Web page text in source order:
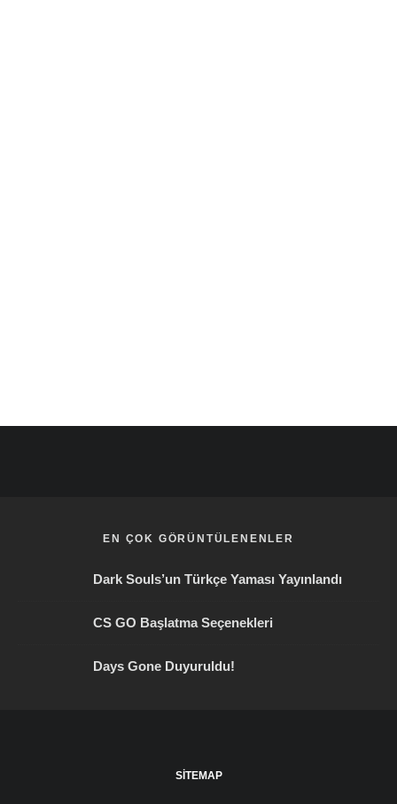
EN ÇOK GÖRÜNTÜLENENLER
Dark Souls’un Türkçe Yaması Yayınlandı
CS GO Başlatma Seçenekleri
Days Gone Duyuruldu!
SITEMAP